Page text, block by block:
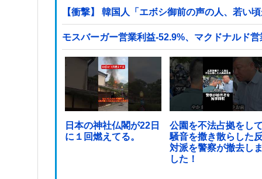
【衝撃】 韓国人「エボシ御前の声の人、若い
モスバーガー営業利益-52.9%、マクドナルド
日本の神社仏閣が22日
に１回燃えてる。
公園を不法占拠をし
騒音を撒き散らした
対派を警察が撤去し
した！